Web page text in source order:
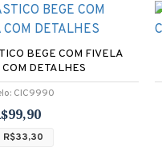
CIC9990
BEGE COM FIVELA
DETALHES
R$33,30